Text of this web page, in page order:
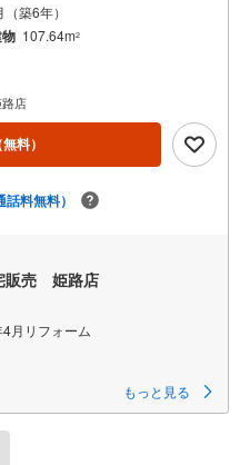
築6年）
107.64m2
店
無料）
話料無料）
販売 姫路店
4月リフォーム
ンクロークなど全居室に収納を
もっと見る